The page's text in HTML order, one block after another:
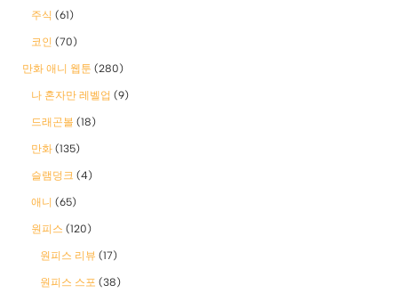
주식 (61)
코인 (70)
만화 애니 웹툰 (280)
나 혼자만 레벨업 (9)
드래곤볼 (18)
만화 (135)
슬램덩크 (4)
애니 (65)
원피스 (120)
원피스 리뷰 (17)
원피스 스포 (38)